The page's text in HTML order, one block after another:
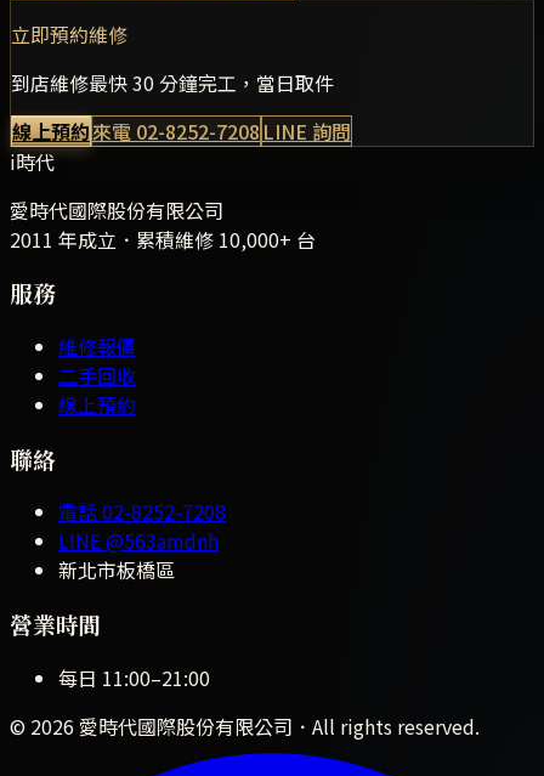
立即預約維修
到店維修最快 30 分鐘完工，當日取件
線上預約來電 02-8252-7208 LINE 詢問
i時代
愛時代國際股份有限公司
2011 年成立．累積維修 10,000+ 台
服務
維修報價
二手回收
線上預約
聯絡
電話02-8252-7208
LINE@563amdnh
新北市板橋區
營業時間
每日 11:00–21:00
© 2026 愛時代國際股份有限公司 ．All rights reserved.